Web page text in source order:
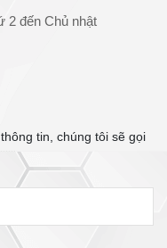
2 đến Chủ nhật
tin, chúng tôi sẽ gọi